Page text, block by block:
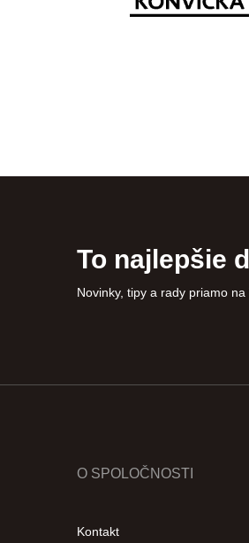
To najlepšie
Novinky, tipy a rady priamo
O SPOLOČNOSTI
Kontakt